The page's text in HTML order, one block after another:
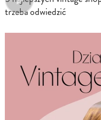
trzeba odwiedzić